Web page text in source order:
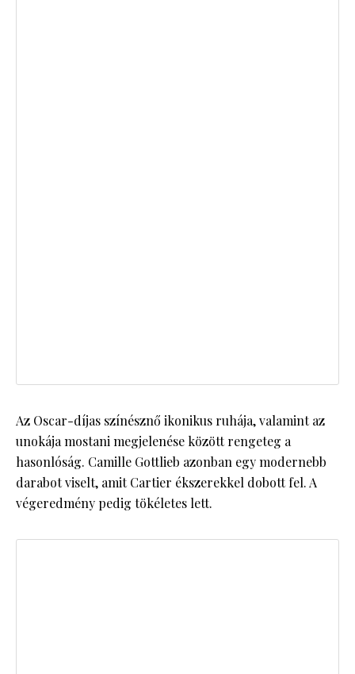
Az Oscar-díjas színésznő ikonikus ruhája, valamint az
unokája mostani megjelenése között rengeteg a
hasonlóság. Camille Gottlieb azonban egy modernebb
darabot viselt, amit Cartier ékszerekkel dobott fel. A
végeredmény pedig tökéletes lett.